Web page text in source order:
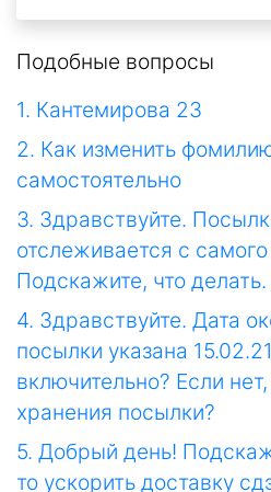
Подобные вопросы
1. Кантемирова 23
2. Как изменить
самостоятельно
3. Здравствуйте.
отслеживается с
Подскажите, что
4. Здравствуйте. Дата
посылки указана
включительно? Если
хранения посылки?
5. Добрый день!
то ускорить доставку